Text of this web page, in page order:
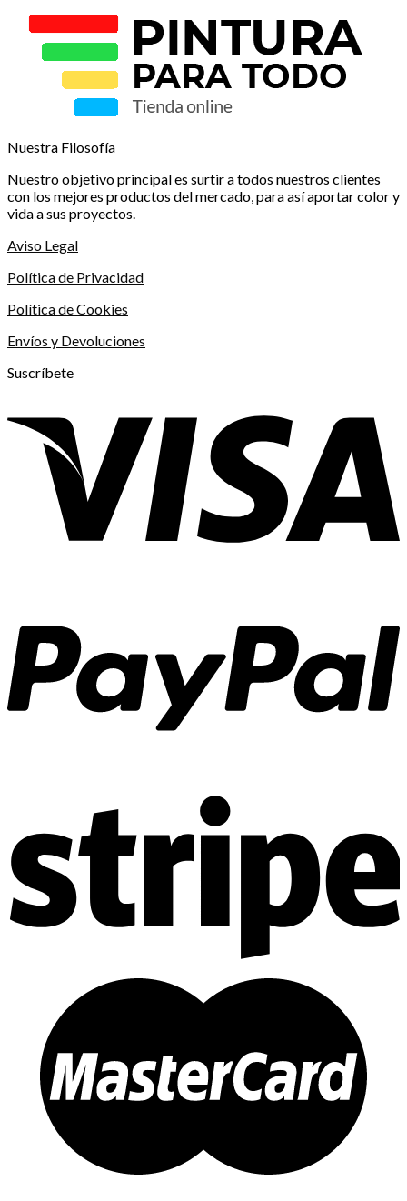
Nuestra Filosofía
Nuestro objetivo principal es surtir a todos nuestros clientes
con los mejores productos del mercado, para así aportar color y
vida a sus proyectos.
Aviso Legal
Política de Privacidad
Política de Cookies
Envíos y Devoluciones
Suscríbete